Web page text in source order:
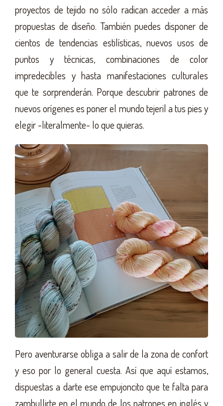
proyectos de tejido no sólo radican acceder a más
propuestas de diseño. También puedes disponer de
cientos de tendencias estilísticas, nuevos usos de
puntos y técnicas, combinaciones de color
impredecibles y hasta manifestaciones culturales
que te sorprenderán. Porque descubrir patrones de
nuevos orígenes es poner el mundo tejeril a tus pies y
elegir -literalmente- lo que quieras.
Pero aventurarse obliga a salir de la zona de confort
y eso por lo general cuesta. Así que aquí estamos,
dispuestas a darte ese empujoncito que te falta para
zambullirte en el mundo de los patrones en inglés y